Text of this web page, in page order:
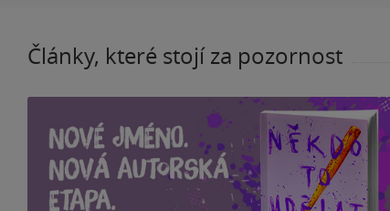
Články, které stojí za pozornost